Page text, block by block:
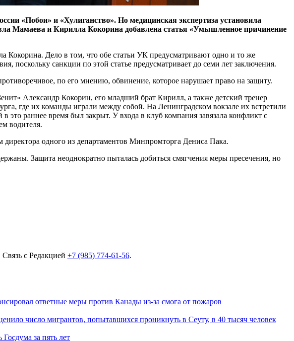
«Побои» и «Хулиганство». Но медицинская экспертиза установила
Мамаева и Кирилла Кокорина добавлена статья «Умышленное причинение
Кокорина. Дело в том, что обе статьи УК предусматривают одно и то же
поскольку санкции по этой статье предусматривает до семи лет заключения.
по его мнению, обвинение, которое нарушает право на защиту.
Александр Кокорин, его младший брат Кирилл, а также детский тренер
где их команды играли между собой. На Ленинградском вокзале их встретили
раннее время был закрыт. У входа в клуб компания завязала конфликт с
водителя.
одного из департаментов Минпромторга Дениса Пака.
Защита неоднократно пыталась добиться смягчения меры пресечения, но
с Редакцией +7 (985) 774-61-56.